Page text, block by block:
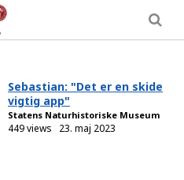
Sebastian: "Det er en skide
vigtig app"
Statens Naturhistoriske Museum
449 views 23. maj 2023